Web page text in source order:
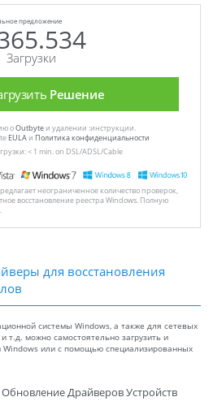
предложение
Загрузки
Решение
оOutbyteи удалении :инструкции.
EULAи Политика конфиденциальности
< 1 min. on DSL/ADSL/Cable
неограниченное количество проверок,
восстановление реестра Windows. Полную
для восстановления
системы Windows, а также для сетевых
т.д. можно самостоятельно загрузить и
Windows или с помощью специализированных
Драйверов Устройств